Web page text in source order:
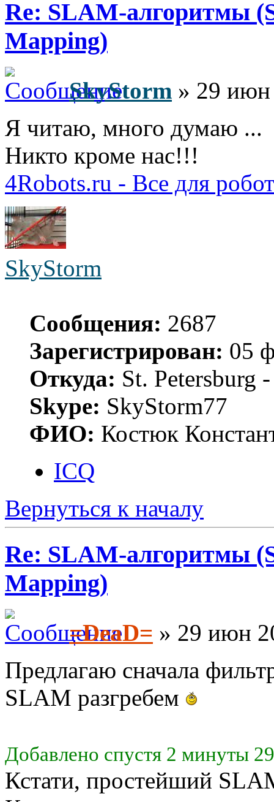
Re: SLAM-алгоритмы
Mapping)
SkyStorm » 29 июн
Я читаю, много думаю ...
Никто кроме нас!!!
4Robots.ru - Все для
SkyStorm
Сообщения: 2687
Зарегистрирован: 05
Откуда: St. Petersburg
Skype: SkyStorm77
ФИО: Костюк
ICQ
Вернуться к началу
Re: SLAM-алгоритмы
Mapping)
=DeaD= » 29 июн
Предлагаю сначала
SLAM разгребем
Добавлено спустя 2 минуты
Кстати, простейший